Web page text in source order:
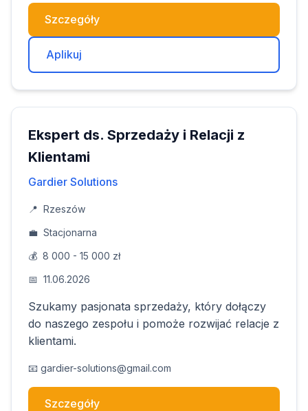
Szczegóły
Aplikuj
Ekspert ds. Sprzedaży i Relacji z
Klientami
Gardier Solutions
📍 Rzeszów
💼 Stacjonarna
💰 8 000 - 15 000 zł
📅 11.06.2026
Szukamy pasjonata sprzedaży, który dołączy
do naszego zespołu i pomoże rozwijać relacje z
klientami.
📧 gardier-solutions@gmail.com
Szczegóły